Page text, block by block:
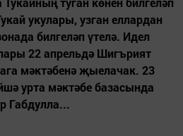
укулары, узган еллардан
билгеләп үтелә. Идел
22 апрельдә Шигърият
мәктәбенә җыелачак. 23
урта мәктәбе базасында
Габдулла...